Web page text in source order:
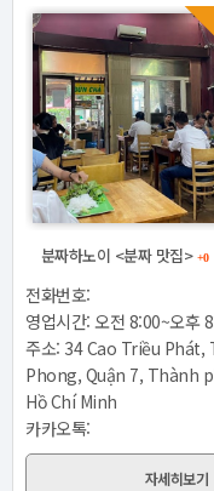
분짜하노이 <분짜 맛집> +0
전화번호:
영업시간: 오전 8:00~오후
주소: 34 Cao Triều Phát,
Phong, Quận 7, Thành
Hồ Chí Minh
카카오톡:
자세히보기